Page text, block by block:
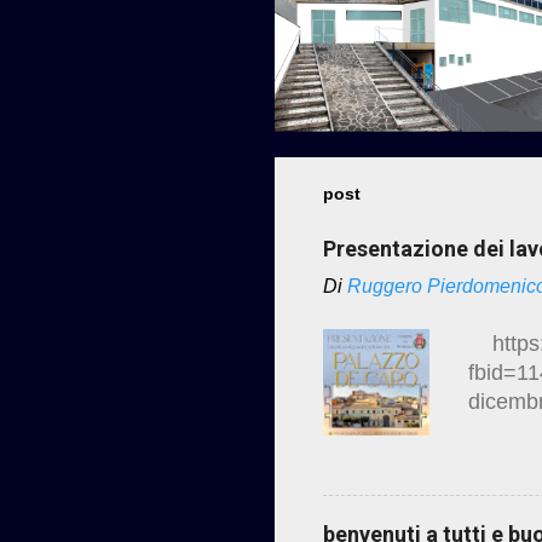
post
Presentazione dei
Di Ruggero
benvenuti a tutti e